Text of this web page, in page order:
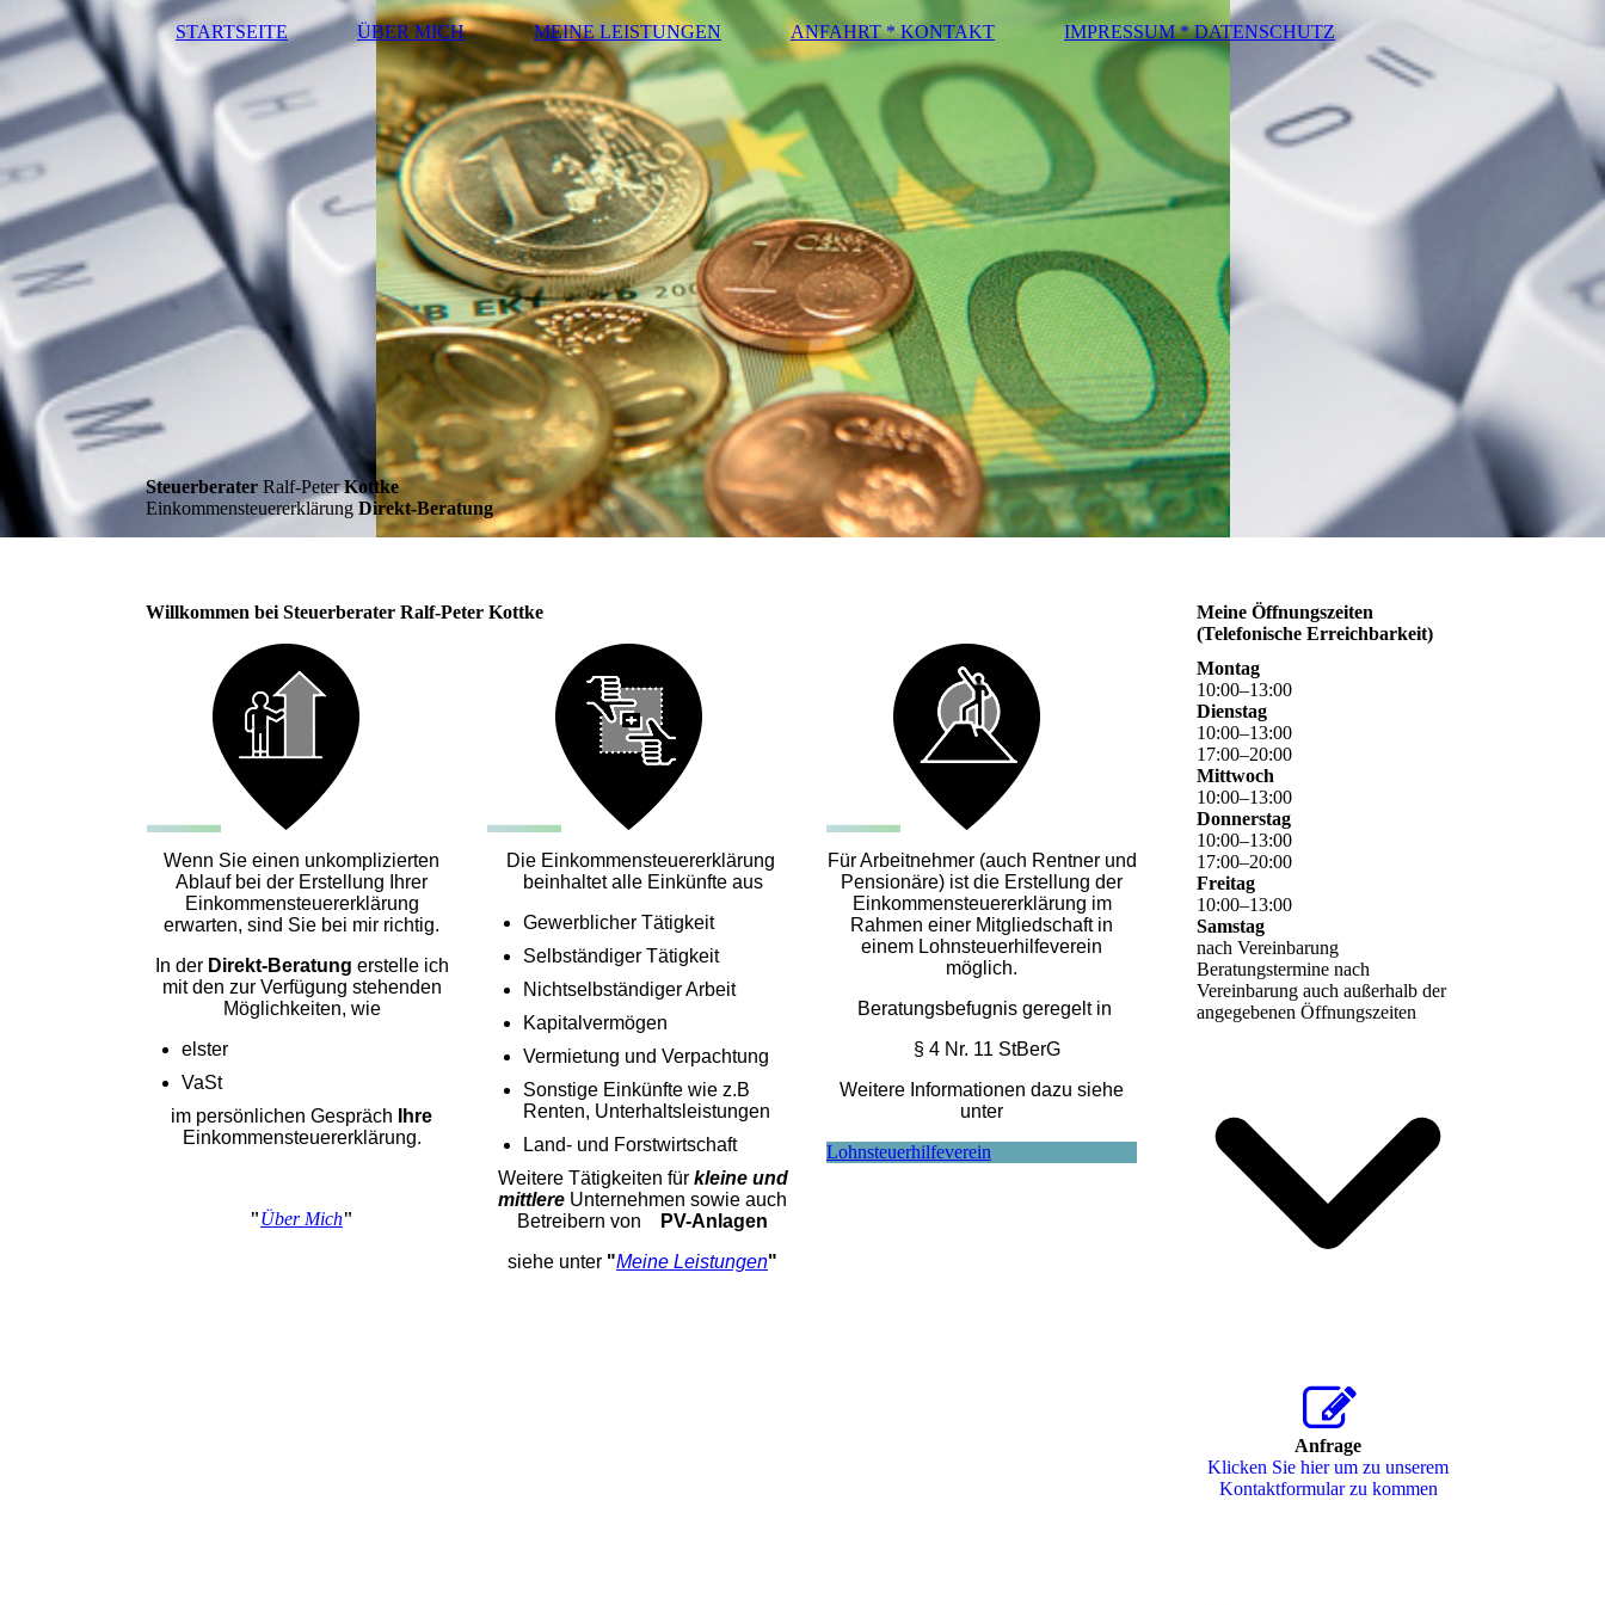
STARTSEITE ÜBER MICH MEINE LEISTUNGEN ANFAHRT * KONTAKT IMPRESSUM * DATENSCHUTZ
Steuerberater Ralf-PeterKottke
Einkommensteuererklärung Direkt-Beratung
Willkommen bei Steuerberater Ralf-Peter Kottke
Wenn Sie einen unkomplizierten
Ablauf bei der Erstellung Ihrer
Einkommensteuererklärung
erwarten, sind Sie bei mir richtig.
In der Direkt-Beratung erstelle ich
mitden zur Verfügung stehenden
Möglichkeiten, wie
elster
VaSt
im persönlichen Gespräch
Ihre
Einkommensteuererklärung.
"Über Mich"
Die Einkommensteuererklärung
beinhaltet alle Einkünfte aus
Gewerblicher Tätigkeit
Selbständiger Tätigkeit
Nichtselbständiger Arbeit
Kapitalvermögen
Vermietung und Verpachtung
Sonstige Einkünfte wie z.B
Renten, Unterhaltsleistungen
Land- und Forstwirtschaft
Weitere Tätigkeiten für kleine und
mittlere Unternehmen sowie auch
Betreibern von
PV-Anlagen
siehe unter "Meine Leistungen"
Für Arbeitnehmer (auch Rentner und
Pensionäre) ist die Erstellung der
Einkommensteuererklärung im
Rahmen einer Mitgliedschaft in
einem Lohnsteuerhilfeverein
möglich.
Beratungsbefugnis geregelt in
§ 4 Nr. 11 StBerG
Weitere Informationen dazu siehe
unter
Lohnsteuerhilfeverein
Meine Öffnungszeiten
(Telefonische Erreichbarkeit)
Montag
10:00–13:00
Dienstag
10:00–13:00
17:00–20:00
Mittwoch
10:00–13:00
Donnerstag
10:00–13:00
17:00–20:00
Freitag
10:00–13:00
Samstag
nach Vereinbarung
Beratungstermine nach
Vereinbarung auch außerhalb der
angegebenen Öffnungszeiten
Anfrage
Klicken Sie hier um zu unserem
Kon­takt­for­mu­lar zu kommen